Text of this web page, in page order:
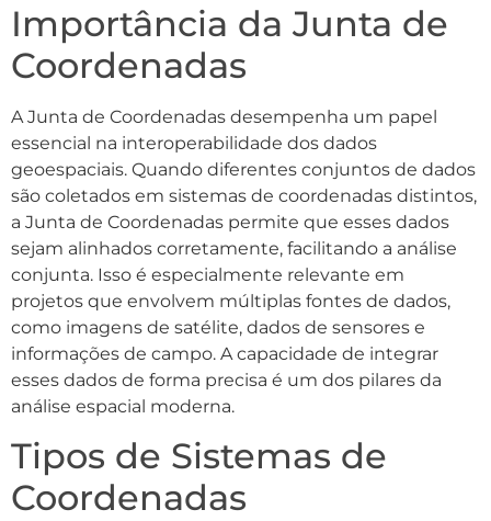
Importância da Junta de
Coordenadas
A Junta de Coordenadas desempenha um papel
essencial na interoperabilidade dos dados
geoespaciais. Quando diferentes conjuntos de dados
são coletados em sistemas de coordenadas distintos,
a Junta de Coordenadas permite que esses dados
sejam alinhados corretamente, facilitando a análise
conjunta. Isso é especialmente relevante em
projetos que envolvem múltiplas fontes de dados,
como imagens de satélite, dados de sensores e
informações de campo. A capacidade de integrar
esses dados de forma precisa é um dos pilares da
análise espacial moderna.
Tipos de Sistemas de
Coordenadas